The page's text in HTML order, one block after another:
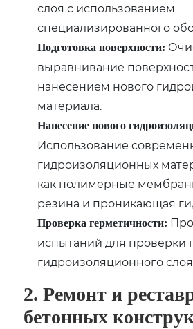
слоя с использованием
специализированного
Подготовка поверхности:
выравнивание
нанесением нового
материала.
Нанесение нового
Использование
гидроизоляционных
как полимерные
резина и проникающая
Проверка герметичности:
испытаний для проверки
гидроизоляционного
2. Ремонт и
бетонных